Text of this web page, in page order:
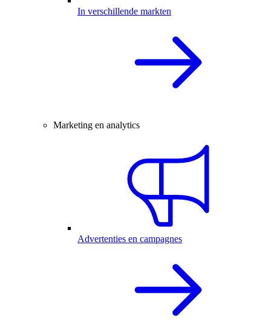
In verschillende markten
Marketing en analytics
Advertenties en campagnes